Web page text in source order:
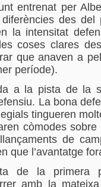
entrenat per
des del
la intensitat
coses clares
que anaven a
període).
a la pista de la
La bona
tingueren
còmodes
de
que l’avantatge
de la primera
amb la